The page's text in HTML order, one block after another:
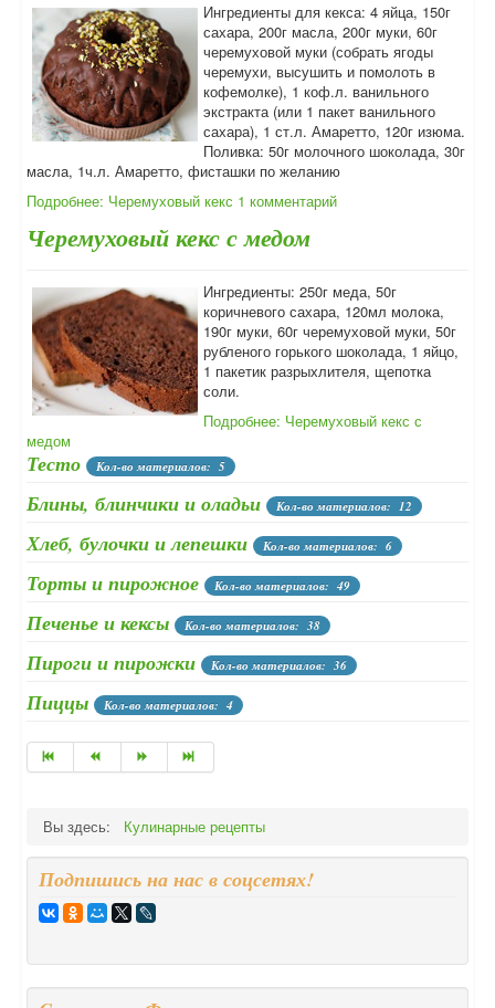
Ингредиенты для кекса: 4 яйца, 150г
сахара, 200г масла, 200г муки, 60г
черемуховой муки (собрать ягоды
черемухи, высушить и помолоть в
кофемолке), 1 коф.л. ванильного
экстракта (или 1 пакет ванильного
сахара), 1 ст.л. Амаретто, 120г изюма.
Поливка: 50г молочного шоколада, 30г
масла, 1ч.л. Амаретто, фисташки по желанию
Подробнее: Черемуховый кекс 1 комментарий
Черемуховый кекс с медом
Ингредиенты: 250г меда, 50г
коричневого сахара, 120мл молока,
190г муки, 60г черемуховой муки, 50г
рубленого горького шоколада, 1 яйцо,
1 пакетик разрыхлителя, щепотка
соли.
Подробнее: Черемуховый кекс с
медом
Тесто Кол-во материалов: 5
Блины, блинчики и оладьи Кол-во материалов: 12
Хлеб, булочки и лепешки Кол-во материалов: 6
Торты и пирожное Кол-во материалов: 49
Печенье и кексы Кол-во материалов: 38
Пироги и пирожки Кол-во материалов: 36
Пиццы Кол-во материалов: 4
Вы здесь: Кулинарные рецепты
Подпишись на нас в соцсетях!